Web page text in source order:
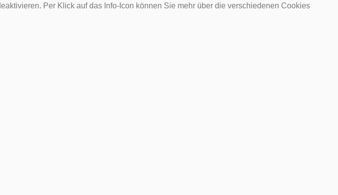
Per Klick auf das Info-Icon können Sie mehr über die verschiedenen Cookies